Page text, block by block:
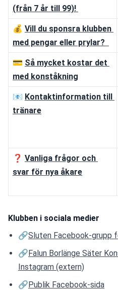
(från 7 år till 99)!
💰 Vill du sponsra klubben
med pengar eller prylar?
💳 Så mycket kostar det
med konståkning
📧 Kontaktinformation till
tränare
❓ Vanliga frågor och
svar för nya åkare
Klubben i sociala medier
🔗Sluten Facebook-grupp
🔗Falun Borlänge Säter
Instagram (extern)
🔗Publik Facebook-sida